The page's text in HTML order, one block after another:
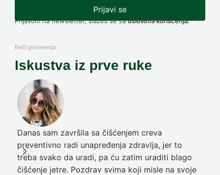
Prijavi se
Prijavom na newsletter, slažeš se sauslovima korišćenja.
Reči poverenja
Iskustva iz prve ruke
Danas sam završila sa čišćenjem creva
preventivno radi unapređenja zdravlja, jer to
treba svako da uradi, pa ću zatim uraditi blago
čišćenje jetre. Pozdrav svima koji misle na svoje